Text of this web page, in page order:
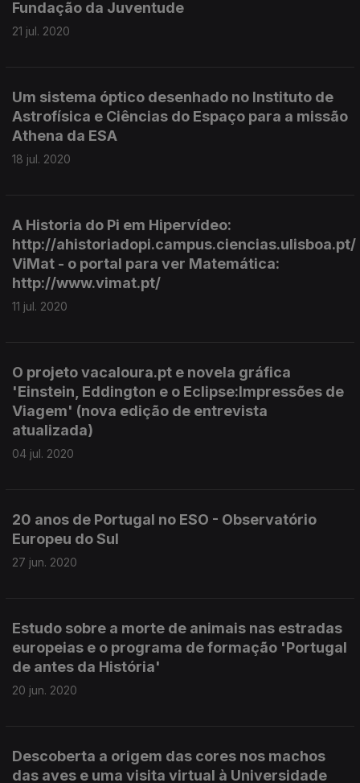
Fundação da Juventude
21 jul. 2020
Um sistema óptico desenhado no Instituto de
Astrofísica e Ciências do Espaço para a missão
Athena da ESA
18 jul. 2020
A Historia do Pi em Hipervídeo:
http://ahistoriadopi.campus.ciencias.ulisboa.pt/
ViMat - o portal para ver Matemática:
http://www.vimat.pt/
11 jul. 2020
O projeto vacaloura.pt e novela gráfica
'Einstein, Eddington e o Eclipse:Impressões de
Viagem' (nova edição de entrevista
atualizada)
04 jul. 2020
20 anos de Portugal no ESO - Observatório
Europeu do Sul
27 jun. 2020
Estudo sobre a morte de animais nas estradas
europeias e o programa de formação 'Portugal
de antes da História'
20 jun. 2020
Descoberta a origem das cores nos machos
das aves e uma visita virtual à Universidade